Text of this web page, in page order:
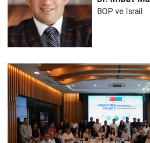
BOP ve İsrail